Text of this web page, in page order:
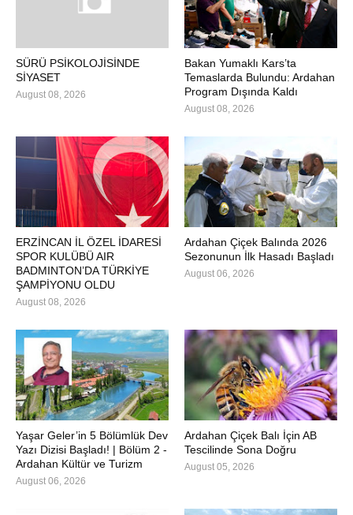
SÜRÜ PSİKOLOJİSİNDE
SİYASET
August 08, 2026
Bakan Yumaklı Kars’ta
Temaslarda Bulundu: Ardahan
Program Dışında Kaldı
August 08, 2026
ERZİNCAN İL ÖZEL İDARESİ
SPOR KULÜBÜ AIR
BADMINTON’DA TÜRKİYE
ŞAMPİYONU OLDU
August 08, 2026
Ardahan Çiçek Balında 2026
Sezonunun İlk Hasadı Başladı
August 06, 2026
Yaşar Geler’in 5 Bölümlük Dev
Yazı Dizisi Başladı! | Bölüm 2 -
Ardahan Kültür ve Turizm
August 06, 2026
Ardahan Çiçek Balı İçin AB
Tescilinde Sona Doğru
August 05, 2026